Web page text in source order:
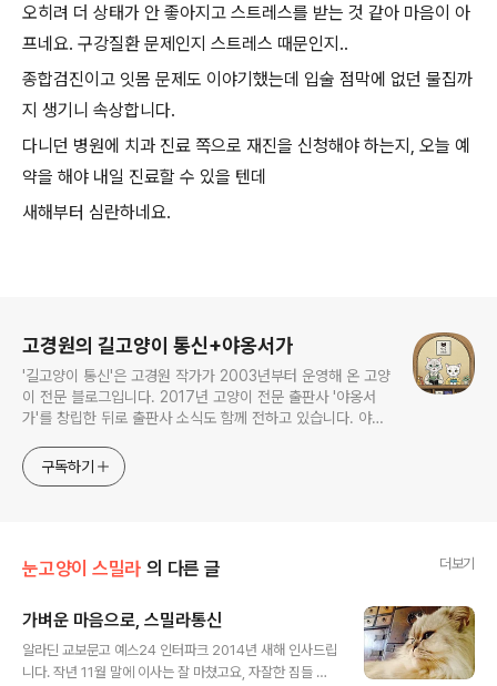
오히려 더 상태가 안 좋아지고 스트레스를 받는 것 같아 마음이 아
프네요. 구강질환 문제인지 스트레스 때문인지..
종합검진이고 잇몸 문제도 이야기했는데 입술 점막에 없던 물집까
지 생기니 속상합니다.
다니던 병원에 치과 진료 쪽으로 재진을 신청해야 하는지, 오늘 예
약을 해야 내일 진료할 수 있을 텐데
새해부터 심란하네요.
고경원의 길고양이 통신+야옹서가
'길고양이 통신'은 고경원 작가가 2003년부터 운영해 온 고양
이 전문 블로그입니다. 2017년 고양이 전문 출판사 '야옹서
가'를 창립한 뒤로 출판사 소식도 함께 전하고 있습니다. 야옹
면서, 고양이와 반려인의 행복에 도움이 될 책을 만듭니다.
구독하기
눈고양이 스밀라 의 다른 글 더보기
가벼운 마음으로, 스밀라통신
알라딘 교보문고 예스24 인터파크 2014년 새해 인사드립
니다. 작년 11월 말에 이사는 잘 마쳤고요, 자잘한 짐들 정